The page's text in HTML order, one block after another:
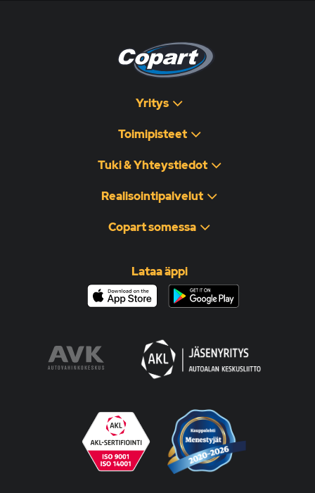
Yritys
Toimipisteet
Tuki & Yhteystiedot
Realisointipalvelut
Copart somessa
Lataa äppi